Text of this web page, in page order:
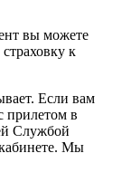
вы можете
к
Если вам
прилетом в
Службой
Мы